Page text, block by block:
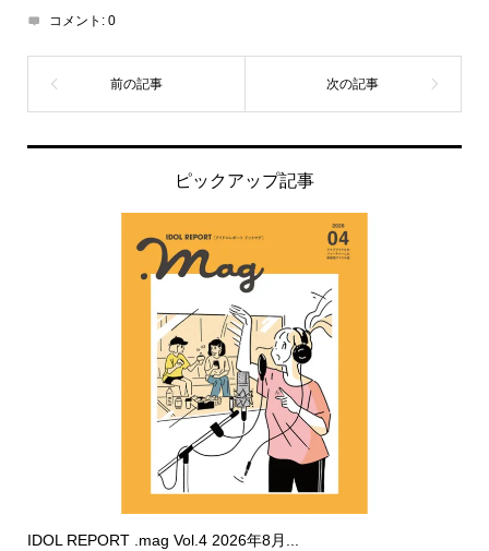
コメント: 0
ピックアップ記事
IDOL REPORT .mag Vol.4 2026年8月...